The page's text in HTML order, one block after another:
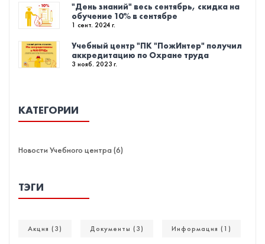
"День знаний" весь сентябрь, скидка на
обучение 10% в сентябре
1 сент. 2024 г.
Учебный центр "ПК "ПожИнтер" получил
аккредитацию по Охране труда
3 нояб. 2023 г.
КАТЕГОРИИ
Новости Учебного центра (6)
ТЭГИ
Акция (3) Документы (3) Информация (1)